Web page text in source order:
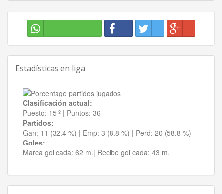
Estadísticas en liga
Clasificación actual:
Puesto: 15 º | Puntos: 36
Partidos:
Gan: 11 (32.4 %) | Emp: 3 (8.8 %) | Perd: 20 (58.8 %)
Goles:
Marca gol cada: 62 m.| Recibe gol cada: 43 m.